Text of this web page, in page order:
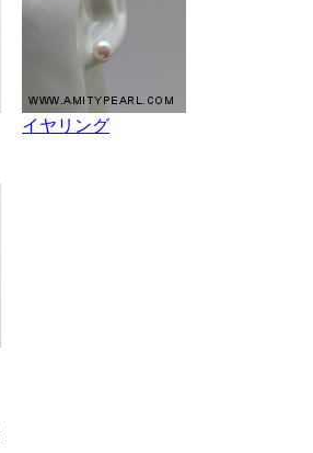
イヤリング